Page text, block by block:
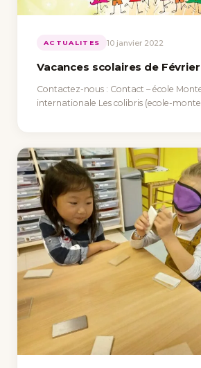
ACTUALITES 10 janvier 2022
Vacances scolaires de Février
Contactez-nous : Contact – école
internationale Les colibris (ecole-